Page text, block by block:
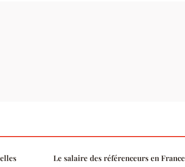
Le salaire des référenceurs en France